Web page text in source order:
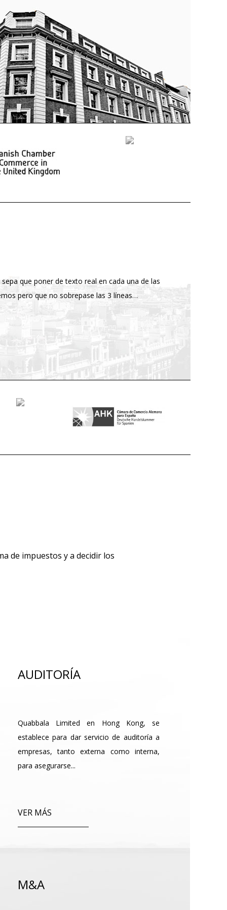
que poner de texto real en cada una de las
pero que no sobrepase las 3 líneas…
de impuestos y a decidir los
AUDITORÍA
Quabbala Limited en Hong Kong, se
establece para dar servicio de auditoría a
empresas, tanto externa como interna,
para asegurarse...
VER MÁS
M&A